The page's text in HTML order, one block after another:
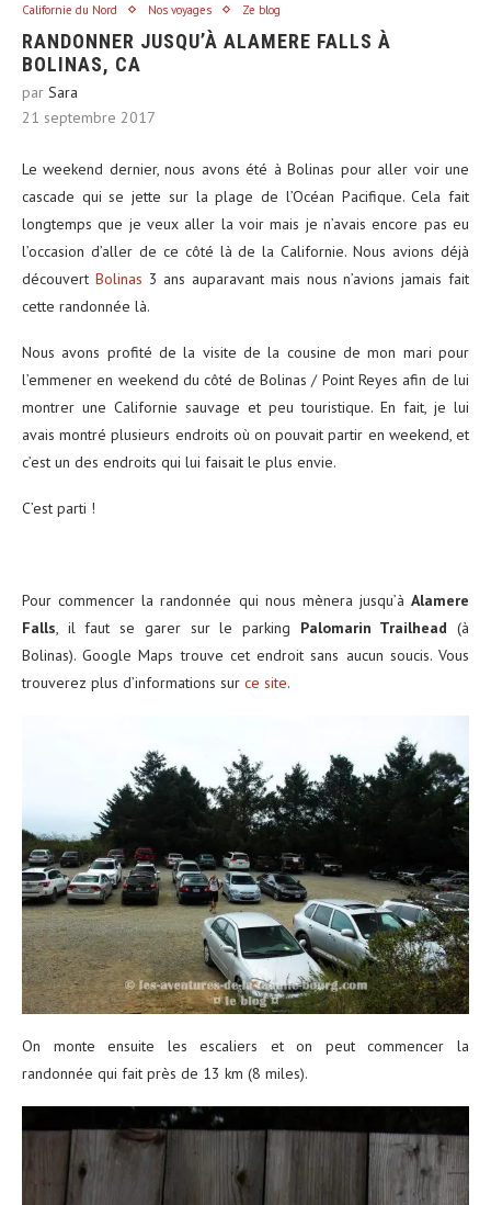
Californie du Nord Nos voyages Ze blog
RANDONNER JUSQU’À ALAMERE FALLS À
BOLINAS, CA
par Sara
21 septembre 2017
Le weekend dernier, nous avons été à Bolinas pour aller voir une
cascade qui se jette sur la plage de l’Océan Pacifique. Cela fait
longtemps que je veux aller la voir mais je n’avais encore pas eu
l’occasion d’aller de ce côté là de la Californie. Nous avions déjà
découvert Bolinas 3 ans auparavant mais nous n’avions jamais fait
cette randonnée là.
Nous avons profité de la visite de la cousine de mon mari pour
l’emmener en weekend du côté de Bolinas / Point Reyes afin de lui
montrer une Californie sauvage et peu touristique. En fait, je lui
avais montré plusieurs endroits où on pouvait partir en weekend, et
c’est un des endroits qui lui faisait le plus envie.
C’est parti !
Pour commencer la randonnée qui nous mènera jusqu’à Alamere
Falls, il faut se garer sur le parking Palomarin Trailhead (à
Bolinas). Google Maps trouve cet endroit sans aucun soucis. Vous
trouverez plus d’informations sur ce site.
On monte ensuite les escaliers et on peut commencer la
randonnée qui fait près de 13 km (8 miles).